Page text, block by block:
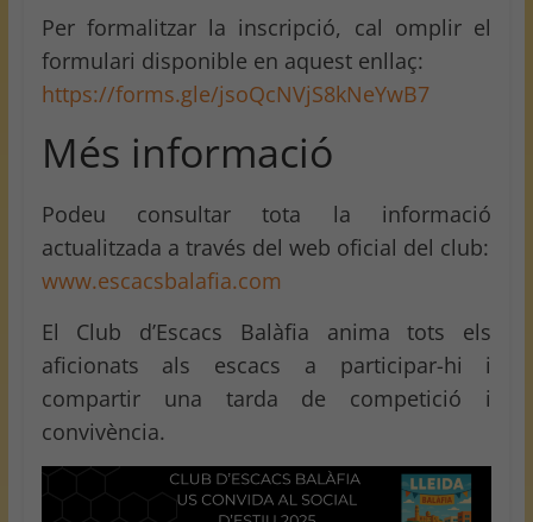
Per formalitzar la inscripció, cal omplir el
formulari disponible en aquest enllaç:
https://forms.gle/jsoQcNVjS8kNeYwB7
Més informació
Podeu consultar tota la informació
actualitzada a través del web oficial del club:
www.escacsbalafia.com
El Club d’Escacs Balàfia anima tots els
aficionats als escacs a participar-hi i
compartir una tarda de competició i
convivència.